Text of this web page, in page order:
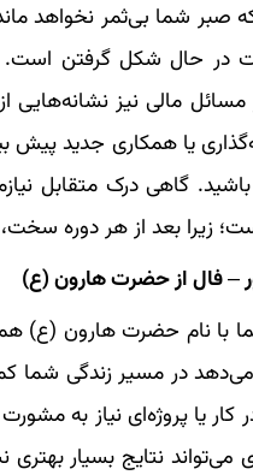
صبر شما بی‌ثمر نخواهد
در حال شکل گرفتن است.
مسائل مالی نیز
یا همکاری جدید پیش
گاهی درک متقابل
زیرا بعد از هر دوره
– فال از حضرت هارون (ع)
با نام حضرت هارون (ع)
در مسیر زندگی شما
یا پروژه‌ای نیاز به
می‌تواند نتایج بسیار